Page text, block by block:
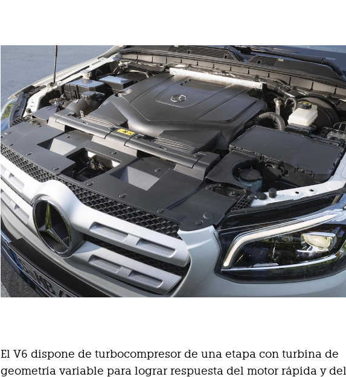
El V6 dispone de turbocompresor de una etapa con turbina de
geometría variable para lograr respuesta del motor rápida y del